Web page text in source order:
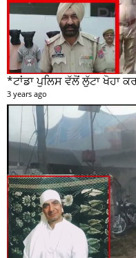
*ਟਾਂਡਾ ਪੁਲਿਸ ਵੱਲੋਂ ਲੁੱਟਾ ਖੋਹਾ
3 years ago